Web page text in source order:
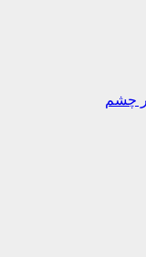
چشم